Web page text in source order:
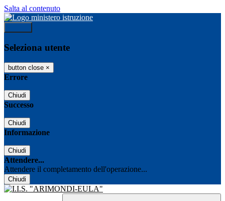
Salta al contenuto
Seleziona utente
button close ×
Errore
Chiudi
Successo
Chiudi
Informazione
Chiudi
Attendere...
Attendere il completamento dell'operazione...
Chiudi